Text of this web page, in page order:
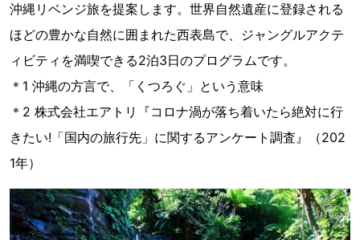
沖縄リベンジ旅を提案します。世界自然遺産に登録される
ほどの豊かな自然に囲まれた西表島で、ジャングルアクテ
ィビティを満喫できる2泊3日のプログラムです。
＊1 沖縄の方言で、「くつろぐ」という意味
＊2 株式会社エアトリ『コロナ渦が落ち着いたら絶対に行
きたい!「国内の旅行先」に関するアンケート調査』（202
1年）